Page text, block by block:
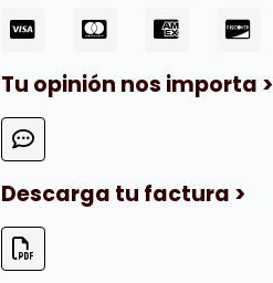
Tu opinión nos importa >
Descarga tu factura >